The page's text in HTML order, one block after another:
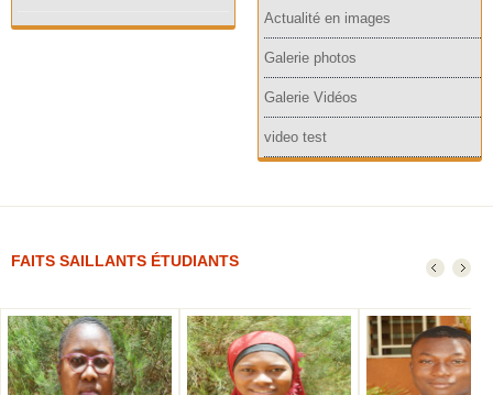
Actualité en images
Galerie photos
Galerie Vidéos
video test
FAITS SAILLANTS ÉTUDIANTS